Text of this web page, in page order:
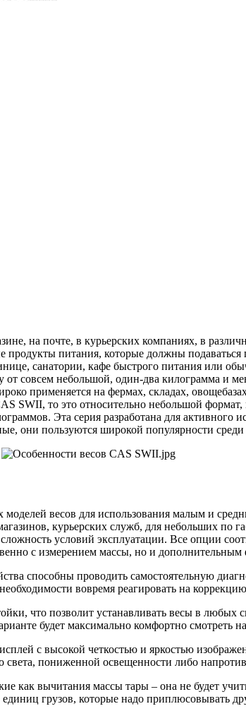
на почте, в курьерских компаниях, в
питания, которые должны
санатории, кафе быстрого питания или
от совсем небольшой, один-два килограмма и
применяется на фермах, складах,
SWII, то это относительно небольшой
Эта серия разработана для активного
они пользуются широкой популярности
весов для использования малым и
курьерских служб, для небольших по
условий эксплуатации. Все опции
с измерением массы, но и
способны проводить самостоятельную
вовремя реагировать на
что позволит устанавливать весы в
будет максимально комфортно смотреть
с высокой четкостью и яркостью
света, пониженной освещенности либо
как вычитания массы тары – она не будет
грузов, которые надо приплюсовывать